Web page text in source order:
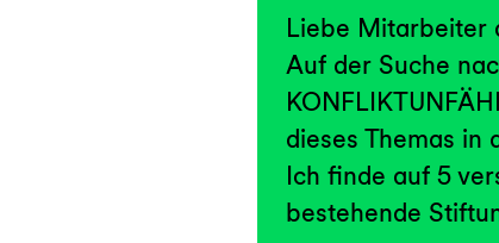
Liebe Mitarbeiter
Auf der Suche
dieses Themas in
Ich finde auf 5
bestehende